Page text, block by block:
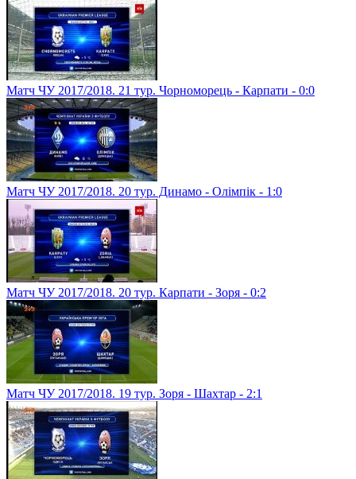
Матч ЧУ 2017/2018. 21 тур. Чорноморець - Карпати - 0:0
Матч ЧУ 2017/2018. 20 тур. Динамо - Олімпік - 1:0
Матч ЧУ 2017/2018. 20 тур. Карпати - Зоря - 0:2
Матч ЧУ 2017/2018. 19 тур. Зоря - Шахтар - 2:1